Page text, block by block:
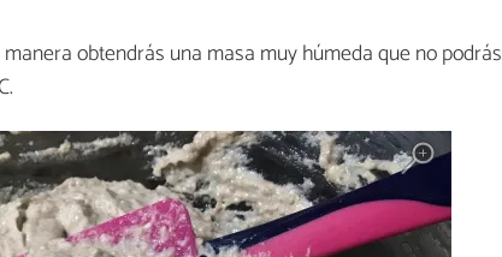
obtendrás una masa muy húmeda que no podrás